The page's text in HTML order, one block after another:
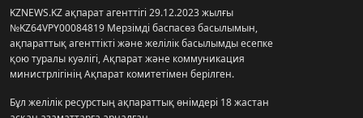
KZNEWS.KZ ақпарат агенттігі 29.12.2023 жылғы
№KZ64VPY00084819 Мерзімді баспасөз басылымын,
ақпараттық агенттікті және желілік басылымды есепке
қою туралы куәлігі, Ақпарат және коммуникация
министрлігінің Ақпарат комитетімен берілген.
Бұл желілік ресурстың ақпараттық өнімдері 18 жастан